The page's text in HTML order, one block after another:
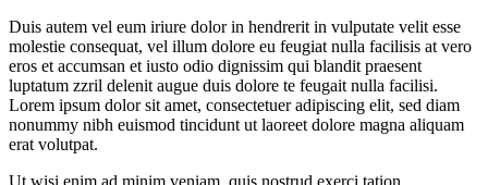
Duis autem vel eum iriure dolor in hendrerit in vulputate velit esse
molestie consequat, vel illum dolore eu feugiat nulla facilisis at vero
eros et accumsan et iusto odio dignissim qui blandit praesent
luptatum zzril delenit augue duis dolore te feugait nulla facilisi.
Lorem ipsum dolor sit amet, consectetuer adipiscing elit, sed diam
nonummy nibh euismod tincidunt ut laoreet dolore magna aliquam
erat volutpat.
Ut wisi enim ad minim veniam, quis nostrud exerci tation